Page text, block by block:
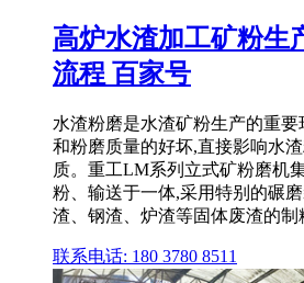
高炉水渣加工矿粉生
流程 百家号
水渣粉磨是水渣矿粉生产的重
和粉磨质量的好坏,直接影响水
质。重工LM系列立式矿粉磨机
粉、输送于一体,采用特别的碾
渣、钢渣、炉渣等固体废渣的制
联系电话: 180 3780 8511